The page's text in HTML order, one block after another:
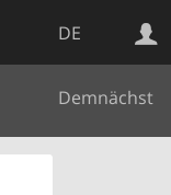
DE
Demnächst